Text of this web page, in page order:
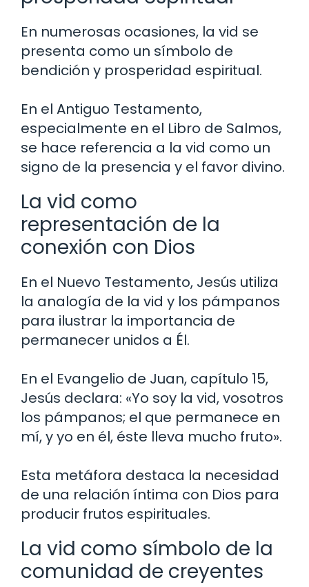
En numerosas ocasiones, la vid se
presenta como un símbolo de
bendición y prosperidad espiritual.
En el Antiguo Testamento,
especialmente en el Libro de Salmos,
se hace referencia a la vid como un
signo de la presencia y el favor divino.
La vid como
representación de la
conexión con Dios
En el Nuevo Testamento, Jesús utiliza
la analogía de la vid y los pámpanos
para ilustrar la importancia de
permanecer unidos a Él.
En el Evangelio de Juan, capítulo 15,
Jesús declara: «Yo soy la vid, vosotros
los pámpanos; el que permanece en
mí, y yo en él, éste lleva mucho fruto».
Esta metáfora destaca la necesidad
de una relación íntima con Dios para
producir frutos espirituales.
La vid como símbolo de la
comunidad de creyentes